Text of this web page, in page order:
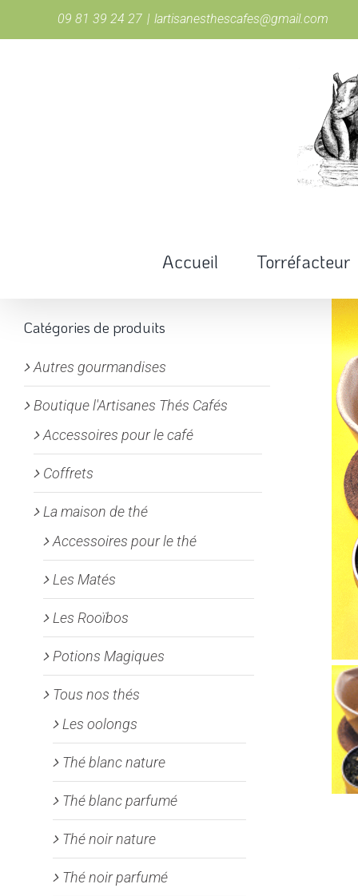
09 81 39 24 27 | lartisanesthescafes@gmail.com
Accueil Torréfacteur
Catégories de produits
Autres gourmandises
Boutique l'Artisanes Thés Cafés
Accessoires pour le café
Coffrets
La maison de thé
Accessoires pour le thé
Les Matés
Les Rooïbos
Potions Magiques
Tous nos thés
Les oolongs
Thé blanc nature
Thé blanc parfumé
Thé noir nature
Thé noir parfumé